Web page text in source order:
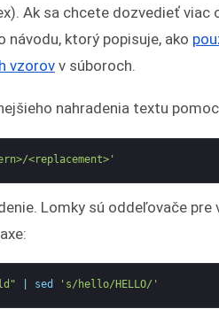
Ak sa chcete dozvedieť viac
ktorý popisuje, ako
vzorov v súboroch.
nahradenia textu
<replacement>'
Lomky sú oddeľovače pre
sed 's/hello/HELLO/'